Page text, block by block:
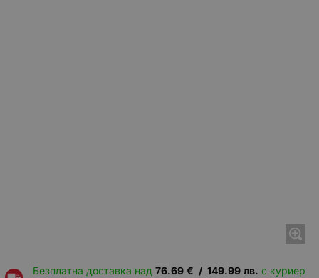
Безплатна доставка над 76.69 € / 149.99 лв. с куриер